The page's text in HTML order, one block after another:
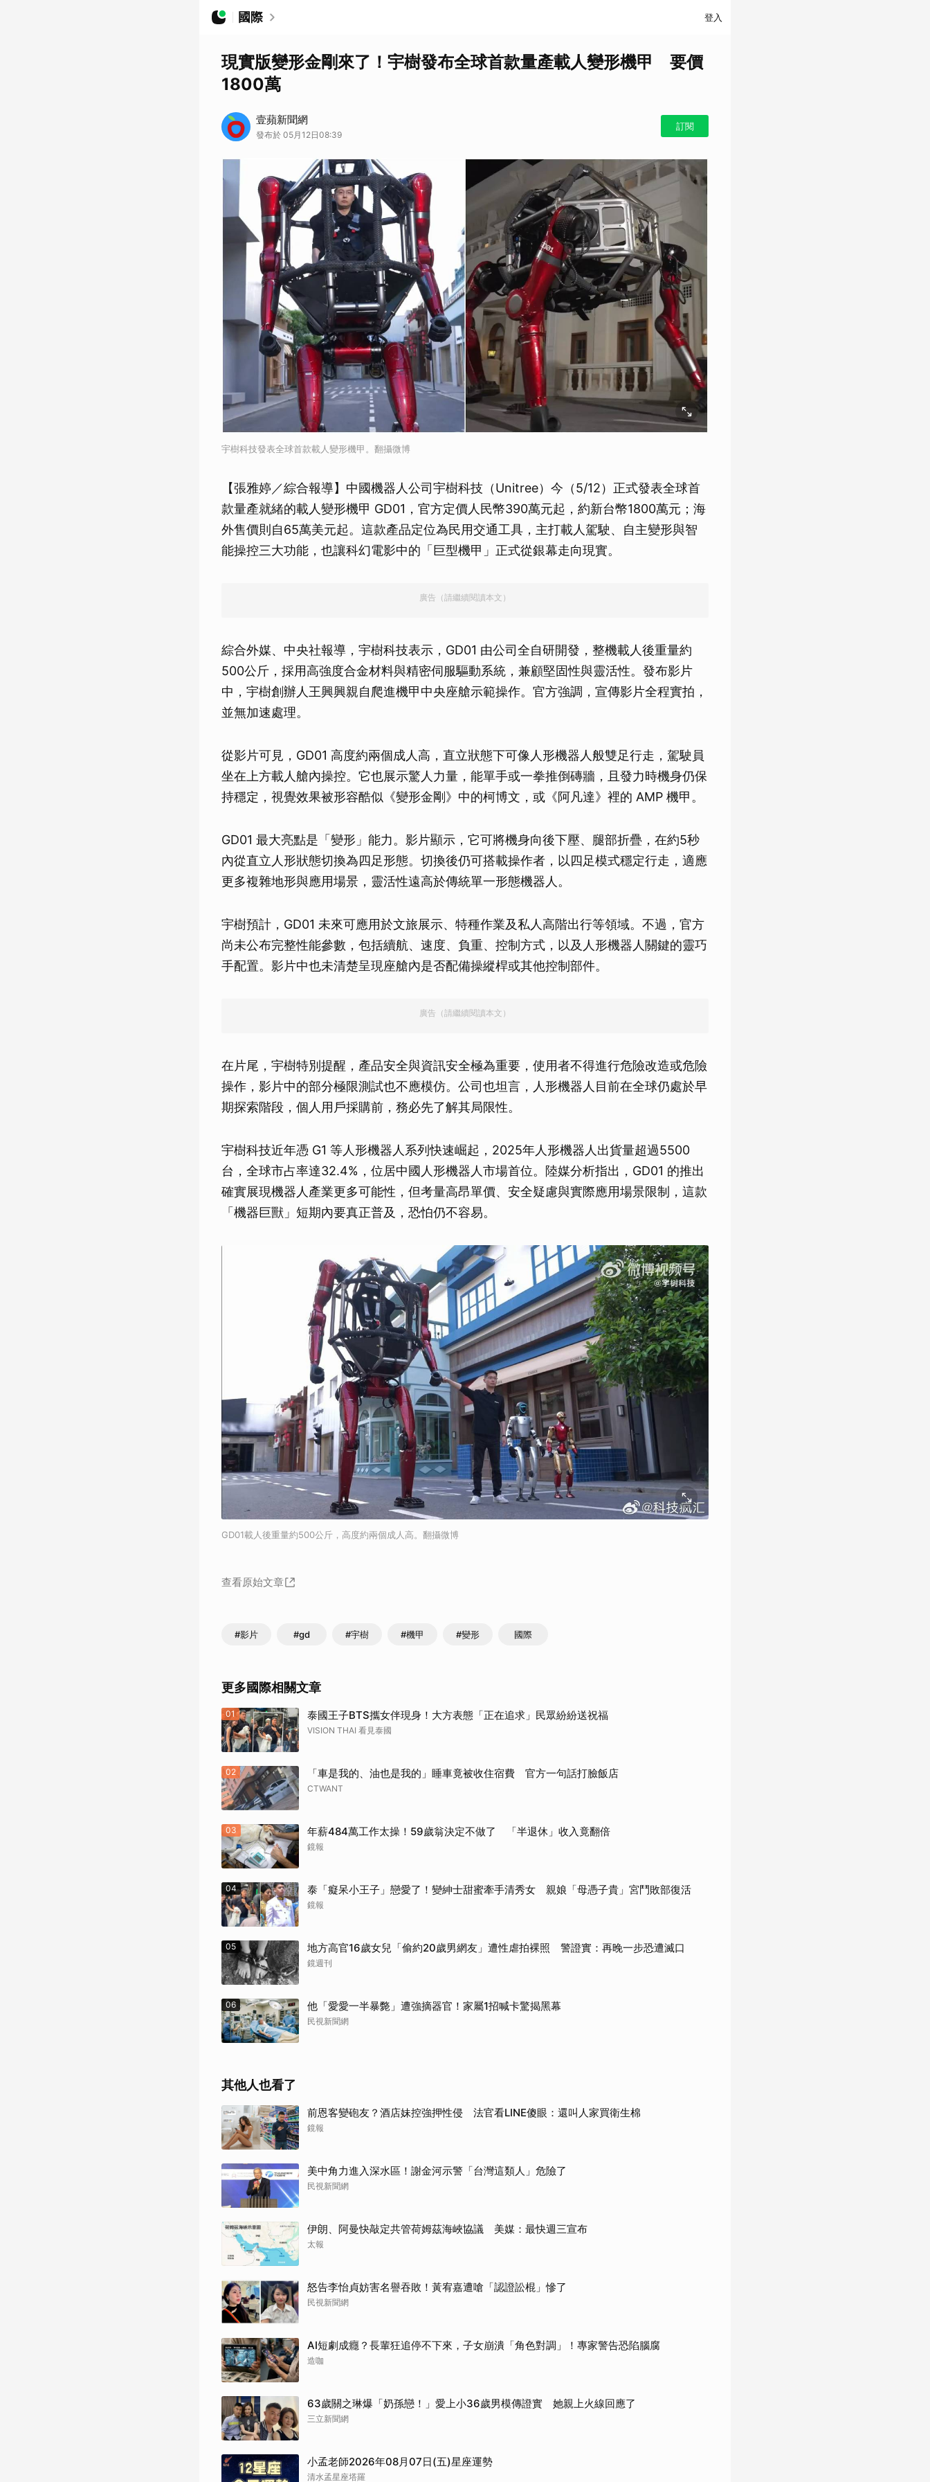
國際 登入
現實版變形金剛來了！宇樹發布全球首款量產載人變形機甲 要價
1800萬
壹蘋新聞網
發布於 05月12日08:39
訂閱
宇樹科技發表全球首款載人變形機甲。翻攝微博
【張雅婷／綜合報導】中國機器人公司宇樹科技（Unitree）今（5/12）正式發表全球首
款量產就緒的載人變形機甲 GD01，官方定價人民幣390萬元起，約新台幣1800萬元；海
外售價則自65萬美元起。這款產品定位為民用交通工具，主打載人駕駛、自主變形與智
能操控三大功能，也讓科幻電影中的「巨型機甲」正式從銀幕走向現實。
廣告（請繼續閱讀本文）
綜合外媒、中央社報導，宇樹科技表示，GD01 由公司全自研開發，整機載人後重量約
500公斤，採用高強度合金材料與精密伺服驅動系統，兼顧堅固性與靈活性。發布影片
中，宇樹創辦人王興興親自爬進機甲中央座艙示範操作。官方強調，宣傳影片全程實拍，
並無加速處理。
從影片可見，GD01 高度約兩個成人高，直立狀態下可像人形機器人般雙足行走，駕駛員
坐在上方載人艙內操控。它也展示驚人力量，能單手或一拳推倒磚牆，且發力時機身仍保
持穩定，視覺效果被形容酷似《變形金剛》中的柯博文，或《阿凡達》裡的 AMP 機甲。
GD01 最大亮點是「變形」能力。影片顯示，它可將機身向後下壓、腿部折疊，在約5秒
內從直立人形狀態切換為四足形態。切換後仍可搭載操作者，以四足模式穩定行走，適應
更多複雜地形與應用場景，靈活性遠高於傳統單一形態機器人。
宇樹預計，GD01 未來可應用於文旅展示、特種作業及私人高階出行等領域。不過，官方
尚未公布完整性能參數，包括續航、速度、負重、控制方式，以及人形機器人關鍵的靈巧
手配置。影片中也未清楚呈現座艙內是否配備操縱桿或其他控制部件。
廣告（請繼續閱讀本文）
在片尾，宇樹特別提醒，產品安全與資訊安全極為重要，使用者不得進行危險改造或危險
操作，影片中的部分極限測試也不應模仿。公司也坦言，人形機器人目前在全球仍處於早
期探索階段，個人用戶採購前，務必先了解其局限性。
宇樹科技近年憑 G1 等人形機器人系列快速崛起，2025年人形機器人出貨量超過5500
台，全球市占率達32.4%，位居中國人形機器人市場首位。陸媒分析指出，GD01 的推出
確實展現機器人產業更多可能性，但考量高昂單價、安全疑慮與實際應用場景限制，這款
「機器巨獸」短期內要真正普及，恐怕仍不容易。
GD01載人後重量約500公斤，高度約兩個成人高。翻攝微博
查看原始文章
#影片 #gd #宇樹 #機甲 #變形 國際
更多國際相關文章
01 泰國王子BTS攜女伴現身！大方表態「正在追求」民眾紛紛送祝福
VISION THAI 看見泰國
02 「車是我的、油也是我的」睡車竟被收住宿費 官方一句話打臉飯店
CTWANT
03 年薪484萬工作太操！59歲翁決定不做了 「半退休」收入竟翻倍
鏡報
04 泰「癡呆小王子」戀愛了！變紳士甜蜜牽手清秀女 親娘「母憑子貴」宮鬥敗部復活
鏡報
05 地方高官16歲女兒「偷約20歲男網友」遭性虐拍裸照 警證實：再晚一步恐遭滅口
鏡週刊
06 他「愛愛一半暴斃」遭強摘器官！家屬1招喊卡驚揭黑幕
民視新聞網
其他人也看了
前恩客變砲友？酒店妹控強押性侵 法官看LINE傻眼：還叫人家買衛生棉
鏡報
美中角力進入深水區！謝金河示警「台灣這類人」危險了
民視新聞網
伊朗、阿曼快敲定共管荷姆茲海峽協議 美媒：最快週三宣布
太報
怒告李怡貞妨害名譽吞敗！黃宥嘉遭嗆「認證訟棍」慘了
民視新聞網
AI短劇成癮？長輩狂追停不下來，子女崩潰「角色對調」！專家警告恐陷腦腐
造咖
63歲關之琳爆「奶孫戀！」愛上小36歲男模傳證實 她親上火線回應了
三立新聞網
小孟老師2026年08月07日(五)星座運勢
清水孟星座塔羅